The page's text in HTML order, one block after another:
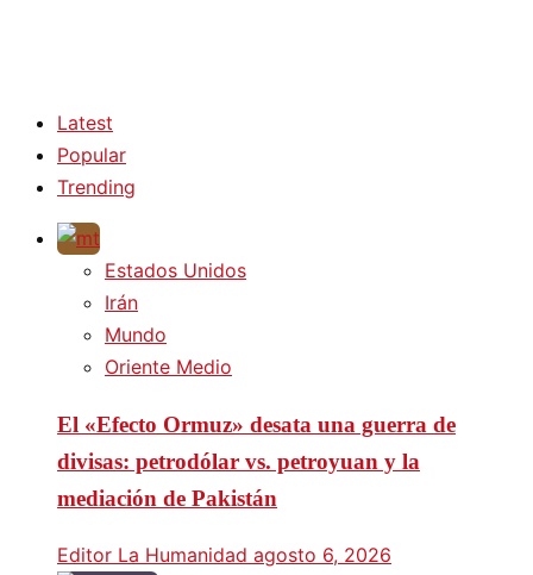
Latest
Popular
Trending
Estados Unidos
Irán
Mundo
Oriente Medio
El «Efecto Ormuz» desata una guerra de
divisas: petrodólar vs. petroyuan y la
mediación de Pakistán
Editor La Humanidad agosto 6, 2026